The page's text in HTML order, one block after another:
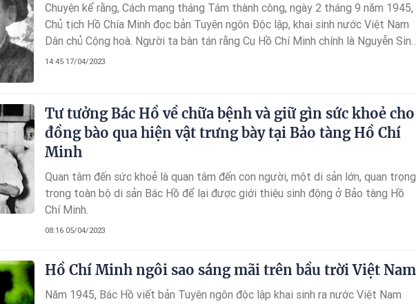
Chuyện kể rằng, Cách mạng tháng Tám thành công, ngày 2 tháng 9 năm 1945,
Chủ tịch Hồ Chía Minh đọc bản Tuyên ngôn Độc lập, khai sinh nước Việt Nam
Dân chủ Cộng hoà. Người ta bàn tán rằng Cụ Hồ Chí Minh chính là Nguyễn Sinh
Cung – Nguyễn Tất Thành - Nguyễn Ái Quốc, bà con quê nội làng Kim Liên, quê
Pháp bắt giam tù tội năm lần bảy lượt, đi Hà Nội tìm hiểu thực hư ra sao?
14:45 17/04/2023
Tư tưởng Bác Hồ về chữa bệnh và giữ gìn sức khoẻ cho
đồng bào qua hiện vật trưng bày tại Bảo tàng Hồ Chí
Minh
Quan tâm đến sức khoẻ là quan tâm đến con người, một di sản lớn, quan trọng
trong toàn bộ di sản Bác Hồ để lại được giới thiệu sinh động ở Bảo tàng Hồ
Chí Minh.
08:16 05/04/2023
Hồ Chí Minh ngôi sao sáng mãi trên bầu trời Việt Nam
Năm 1945, Bác Hồ viết bản Tuyên ngôn độc lập khai sinh ra nước Việt Nam